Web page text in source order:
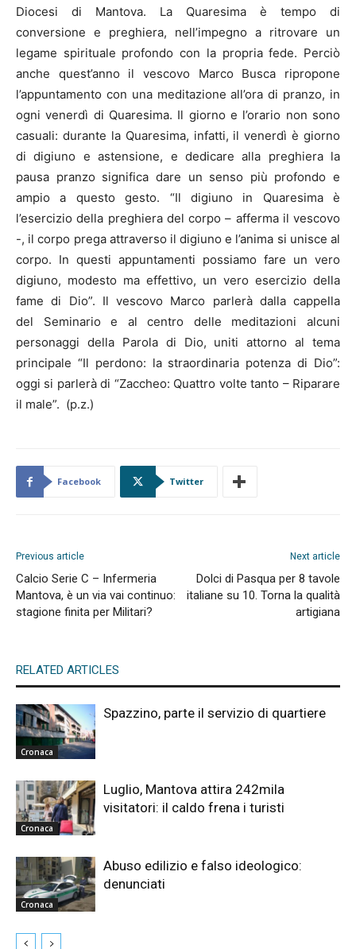
Diocesi di Mantova. La Quaresima è tempo di
conversione e preghiera, nell’impegno a ritrovare un
legame spirituale profondo con la propria fede. Perciò
anche quest’anno il vescovo Marco Busca ripropone
l’appuntamento con una meditazione all’ora di pranzo, in
ogni venerdì di Quaresima. Il giorno e l’orario non sono
casuali: durante la Quaresima, infatti, il venerdì è giorno
di digiuno e astensione, e dedicare alla preghiera la
pausa pranzo significa dare un senso più profondo e
ampio a questo gesto. “Il digiuno in Quaresima è
l’esercizio della preghiera del corpo – afferma il vescovo
-, il corpo prega attraverso il digiuno e l’anima si unisce al
corpo. In questi appuntamenti possiamo fare un vero
digiuno, modesto ma effettivo, un vero esercizio della
fame di Dio”. Il vescovo Marco parlerà dalla cappella
del Seminario e al centro delle meditazioni alcuni
personaggi della Parola di Dio, uniti attorno al tema
principale “Il perdono: la straordinaria potenza di Dio”:
oggi si parlerà di “Zaccheo: Quattro volte tanto – Riparare
il male”. (p.z.)
Facebook Twitter
Previous article
Calcio Serie C – Infermeria
Mantova, è un via vai continuo:
stagione finita per Militari?
Next article
Dolci di Pasqua per 8 tavole
italiane su 10. Torna la qualità
artigiana
RELATED ARTICLES
Cronaca
Spazzino, parte il servizio di quartiere
Cronaca
Luglio, Mantova attira 242mila
visitatori: il caldo frena i turisti
Cronaca
Abuso edilizio e falso ideologico:
denunciati